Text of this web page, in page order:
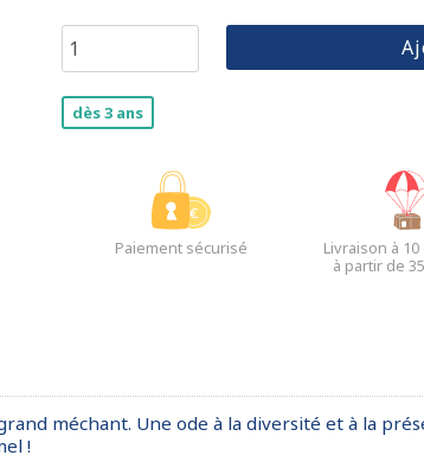
dès 3 ans
Paiement sécurisé
Livraison à
à partir de
méchant. Une ode à la diversité et à la
!